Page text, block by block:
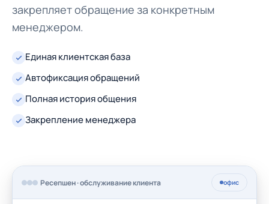
закрепляет обращение за конкретным
менеджером.
Единая клиентская база
Автофиксация обращений
Полная история общения
Закрепление менеджера
Ресепшен · обслуживание клиента офис